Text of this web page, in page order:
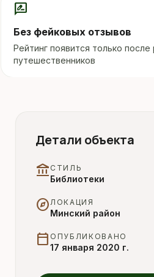
rate_review
Без фейковых отзывов
Рейтинг появится только
путешественников
Детали объекта
account_balance СТИЛЬ
Библиотеки
exploreЛОКАЦИЯ
Минский район
calendar_today ОПУБЛИКОВАНО
17 января 2020 г.